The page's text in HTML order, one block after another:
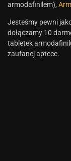
armodafinilem),
Jesteśmy pewni
dołączamy 10
tabletek
zaufanej aptece.